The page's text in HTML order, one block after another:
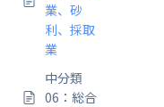
業、砂
利、採取
業
中分類
06：総合